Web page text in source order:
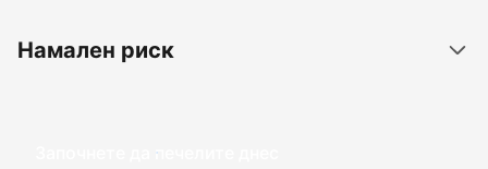
Намален риск
Започнете да печелите днес